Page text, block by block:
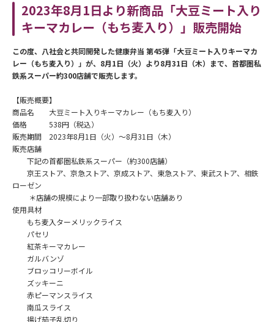
2023年8月1日より新商品「大豆ミート入り
キーマカレー（もち麦入り）」販売開始
この度、八社会と共同開発した健康弁当 第45弾「大豆ミート入りキーマカ
レー（もち麦入り）
」が、8月1日（火）より8月31日（木）まで、首都圏私
鉄系スーパー約300店舗で販売します。
【販売概要】
商品名 大豆ミート入りキーマカレー（もち麦入り）
価格 538円（税込）
販売期間 2023年8月1日（火）～8月31日（木）
販売店舗
下記の首都圏私鉄系スーパー（約300店舗）
京王ストア、京急ストア、京成ストア、東急ストア、東武ストア、相鉄
ローゼン
＊店舗の規模により一部取り扱わない店舗あり
使用具材
もち麦入ターメリックライス
パセリ
紅茶キーマカレー
ガルバンゾ
ブロッコリーボイル
ズッキーニ
赤ピーマンスライス
南瓜スライス
揚げ茄子乱切り